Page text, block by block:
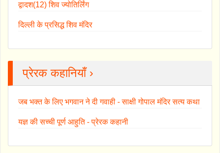
द्वादश(12) शिव ज्योतिर्लिंग
दिल्ली के प्रसिद्ध शिव मंदिर
प्रेरक कहानियाँ ›
जब भक्त के लिए भगवान ने दी गवाही - साक्षी गोपाल मंदिर सत्य कथा
यज्ञ की सच्ची पूर्ण आहुति - प्रेरक कहानी